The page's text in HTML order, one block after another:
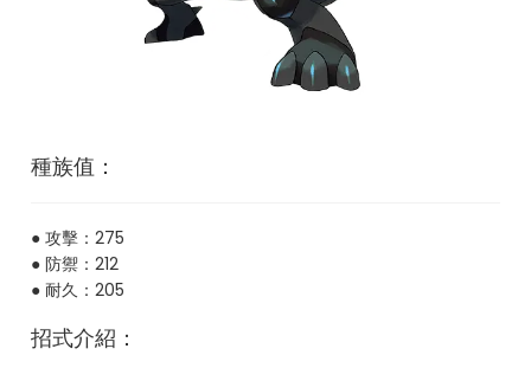
種族值：
● 攻擊：275
● 防禦：212
● 耐久：205
招式介紹：